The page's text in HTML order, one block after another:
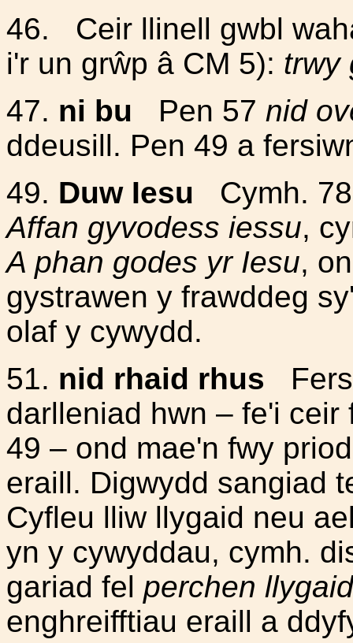
46. Ceir llinell gwbl
i'r un grŵp â CM 5): trwy
47. ni bu Pen 57 nid
ddeusill. Pen 49 a
49. Duw Iesu
Cymh.
Affan gyvodess iessu,
A phan godes yr Iesu,
gystrawen y frawddeg
olaf y cywydd.
51. nid rhaid rhus
darlleniad hwn – fe'i
49 – ond mae'n fwy
eraill. Digwydd sangiad
Cyfleu lliw llygaid neu
yn y cywyddau, cymh.
gariad fel perchen
enghreifftiau eraill a